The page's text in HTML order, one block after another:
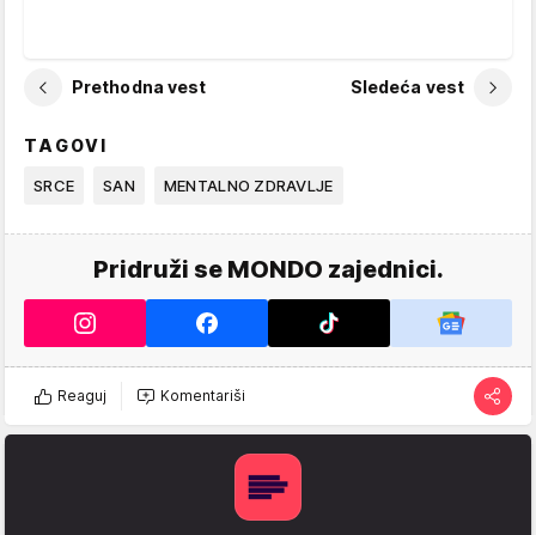
Prethodna vest Sledeća vest
TAGOVI
SRCE SAN MENTALNO ZDRAVLJE
Pridruži se MONDO zajednici.
Reaguj Komentariši